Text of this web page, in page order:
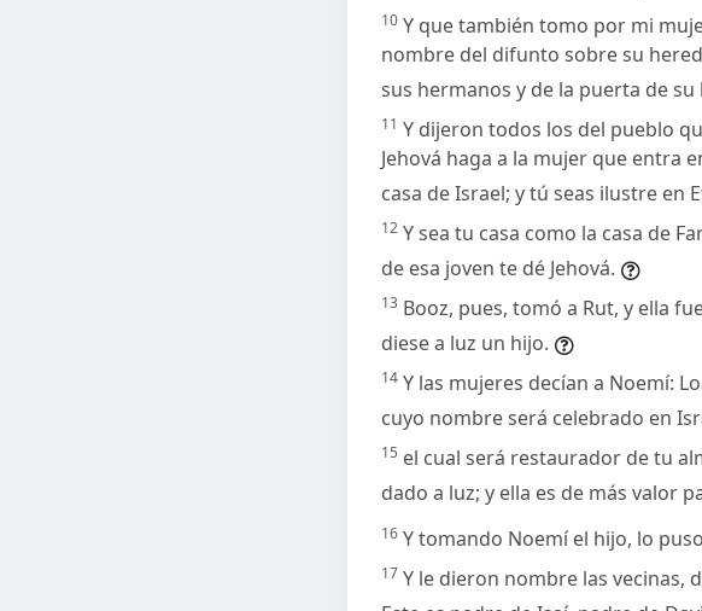
10 Y que también tomo por mi
nombre del difunto sobre su
sus hermanos y de la puerta de
11 Y dijeron todos los del pueblo
Jehová haga a la mujer que entra
casa de Israel; y tú seas ilustre en
12 Y sea tu casa como la casa de
de esa joven te dé Jehová.
13 Booz, pues, tomó a Rut, y ella
diese a luz un hijo.
14 Y las mujeres decían a Noemí:
cuyo nombre será celebrado en
15 el cual será restaurador de tu
dado a luz; y ella es de más valor
16 Y tomando Noemí el hijo, lo
17 Y le dieron nombre las vecinas,